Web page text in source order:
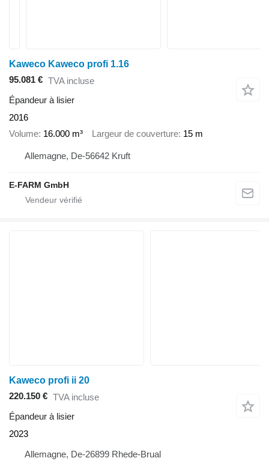
Kaweco Kaweco profi 1.16
95.081 € TVA incluse
Épandeur à lisier
2016
Volume 16.000 m³ Largeur de couverture 15 m
Allemagne, De-56642 Kruft
E-FARM GmbH
Kaweco profi ii 20
220.150 € TVA incluse
Épandeur à lisier
2023
Allemagne, De-26899 Rhede-Brual